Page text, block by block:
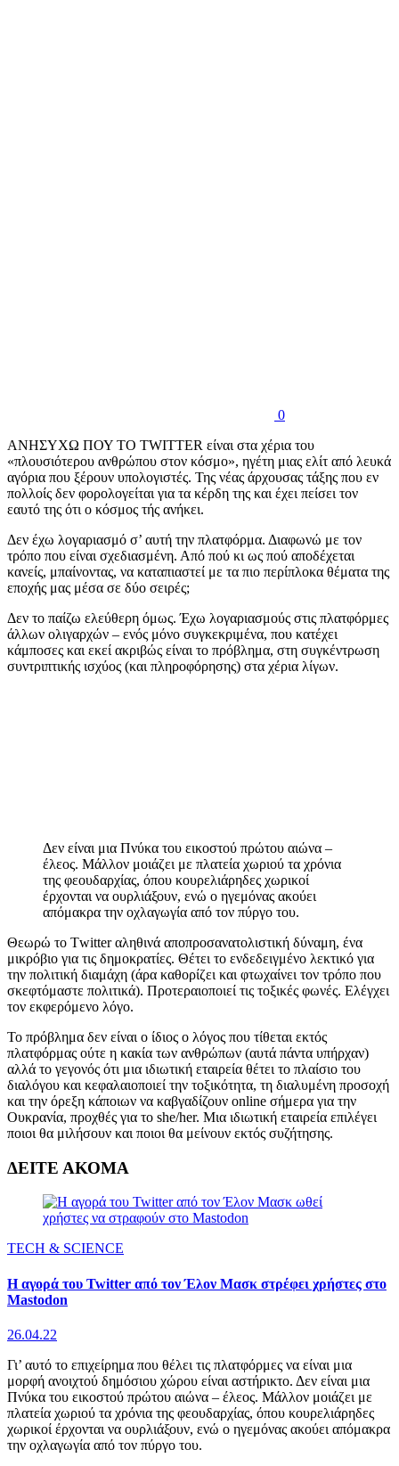
0
ΑNHΣΥΧΩ ΠΟΥ ΤΟ ΤWITTER είναι στα χέρια του
«πλουσιότερου ανθρώπου στον κόσμο», ηγέτη μιας ελίτ από λευκά
αγόρια που ξέρουν υπολογιστές. Της νέας άρχουσας τάξης που εν
πολλοίς δεν φορολογείται για τα κέρδη της και έχει πείσει τον
εαυτό της ότι ο κόσμος τής ανήκει.
Δεν έχω λογαριασμό σ’ αυτή την πλατφόρμα. Διαφωνώ με τον
τρόπο που είναι σχεδιασμένη. Από πού κι ως πού αποδέχεται
κανείς, μπαίνοντας, να καταπιαστεί με τα πιο περίπλοκα θέματα της
εποχής μας μέσα σε δύο σειρές;
Δεν το παίζω ελεύθερη όμως. Έχω λογαριασμούς στις πλατφόρμες
άλλων ολιγαρχών ‒ ενός μόνο συγκεκριμένα, που κατέχει
κάμποσες και εκεί ακριβώς είναι το πρόβλημα, στη συγκέντρωση
συντριπτικής ισχύος (και πληροφόρησης) στα χέρια λίγων.
Δεν είναι μια Πνύκα του εικοστού πρώτου αιώνα ‒
έλεος. Μάλλον μοιάζει με πλατεία χωριού τα χρόνια
της φεουδαρχίας, όπου κουρελιάρηδες χωρικοί
έρχονται να ουρλιάξουν, ενώ ο ηγεμόνας ακούει
απόμακρα την οχλαγωγία από τον πύργο του.
Θεωρώ το Τwitter αληθινά αποπροσανατολιστική δύναμη, ένα
μικρόβιο για τις δημοκρατίες. Θέτει το ενδεδειγμένο λεκτικό για
την πολιτική διαμάχη (άρα καθορίζει και φτωχαίνει τον τρόπο που
σκεφτόμαστε πολιτικά). Προτεραιοποιεί τις τοξικές φωνές. Ελέγχει
τον εκφερόμενο λόγο.
Το πρόβλημα δεν είναι ο ίδιος ο λόγος που τίθεται εκτός
πλατφόρμας ούτε η κακία των ανθρώπων (αυτά πάντα υπήρχαν)
αλλά το γεγονός ότι μια ιδιωτική εταιρεία θέτει το πλαίσιο του
διαλόγου και κεφαλαιοποιεί την τοξικότητα, τη διαλυμένη προσοχή
και την όρεξη κάποιων να καβγαδίζουν οnline σήμερα για την
Ουκρανία, προχθές για το she/her. Μια ιδιωτική εταιρεία επιλέγει
ποιοι θα μιλήσουν και ποιοι θα μείνουν εκτός συζήτησης.
ΔΕΙΤΕ ΑΚΟΜΑ
ΤECH & SCIENCE
Η αγορά του Twitter από τον Έλον Μασκ στρέφει χρήστες στο
Mastodon
26.04.22
Γι’ αυτό το επιχείρημα που θέλει τις πλατφόρμες να είναι μια
μορφή ανοιχτού δημόσιου χώρου είναι αστήρικτο. Δεν είναι μια
Πνύκα του εικοστού πρώτου αιώνα ‒ έλεος. Μάλλον μοιάζει με
πλατεία χωριού τα χρόνια της φεουδαρχίας, όπου κουρελιάρηδες
χωρικοί έρχονται να ουρλιάξουν, ενώ ο ηγεμόνας ακούει απόμακρα
την οχλαγωγία από τον πύργο του.